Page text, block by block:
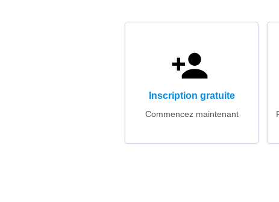
Inscription gratuite
Commencez maintenant